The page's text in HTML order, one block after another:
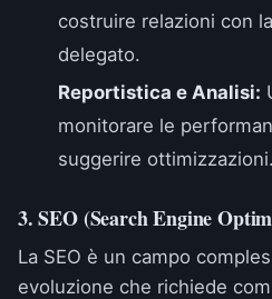
costruire relazioni con
delegato.
Reportistica e Analisi:
monitorare le
suggerire ottimizzazioni.
3. SEO (Search Engine
La SEO è un campo
evoluzione che richiede